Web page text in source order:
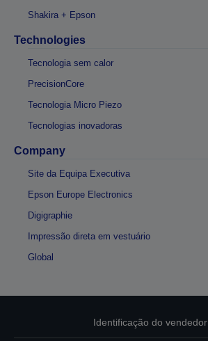
Shakira + Epson
Technologies
Tecnologia sem calor
PrecisionCore
Tecnologia Micro Piezo
Tecnologias inovadoras
Company
Site da Equipa Executiva
Epson Europe Electronics
Digigraphie
Impressão direta em vestuário
Global
Identificação do vendedor